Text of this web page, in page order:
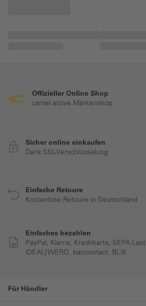
Offizieller Online Shop
camel active Markenshop
Sicher online einkaufen
Dank SSL-Verschlüsselung
Einfache Retoure
Kostenlose Retoure in Deutschland
Einfaches bezahlen
PayPal, Klarna, Kreditkarte, SEPA
iDEAL| WERO, bancontact, BLIK
Für Händler